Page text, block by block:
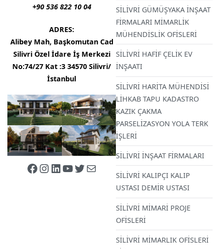
+90 536 822 10 04
ADRES:
Alibey Mah, Başkomutan Cad
Silivri Özel İdare İş Merkezi
No:74/27 Kat :3 34570 Silivri/
İstanbul
Facebook
Instagram
LinkedIn
YouTube
Twitter
E-posta
SİLİVRİ GÜMÜŞYAKA İNŞAAT
FİRMALARI MİMARLİK
MÜHENDİSLİK OFİSLERİ
SİLİVRİ HAFİF ÇELİK EV
İNŞAATI
SİLİVRİ HARİTA MÜHENDİSİ
LİHKAB TAPU KADASTRO
KAZIK ÇAKMA
PARSELİZASYON YOLA TERK
İŞLERİ
SİLİVRİ İNŞAAT FİRMALARI
SİLİVRİ KALIPÇI KALIP
USTASI DEMİR USTASI
SİLİVRİ MİMARİ PROJE
OFİSLERİ
SİLİVRİ MİMARLIK OFİSLERİ